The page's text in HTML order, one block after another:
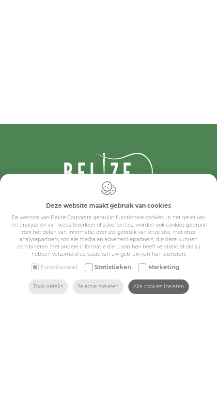
IDcreation 2024
Cookie policy
Privacy policy
Algemene voorwaarden
Belize Corporate
BE 0432.044.235
Sitemap
Deze website maakt gebruik van cookies
De website van Belize Corporate gebruikt functionele cookies. In het geval van
het analyseren van websiteverkeer of advertenties, worden ook cookies gebruikt
voor het delen van informatie, over uw gebruik van onze site, met onze
analysepartners, sociale media en advertentiepartners, die deze kunnen
combineren met andere informatie die u aan hen heeft verstrekt of die zij
hebben verzameld op basis van uw gebruik van hun diensten.
Functioneel Statistieken Marketing
Toon details Selectie toelaten Alle cookies toelaten
ZOEKEN HOME MAIL ONS VIND ONS BEL ONS